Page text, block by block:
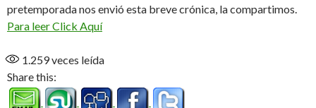
pretemporada nos envió esta breve crónica, la compartimos.
Para leer Click Aquí
1.259veces leída
Share this: